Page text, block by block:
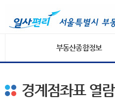
부동산종합정보
경계점좌표 열람